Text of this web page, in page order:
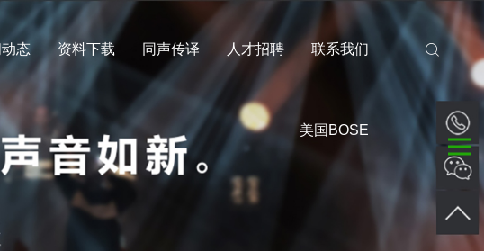
态 资料下载 同声传译 人才招聘 联系我们
美国BOSE